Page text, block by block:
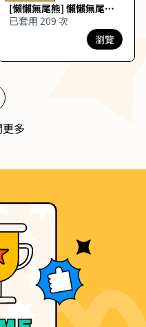
[懶懶無尾熊] 懶懶無尾熊
機｜ 有條件・限量獎品
已套用 209 次
瀏覽
多